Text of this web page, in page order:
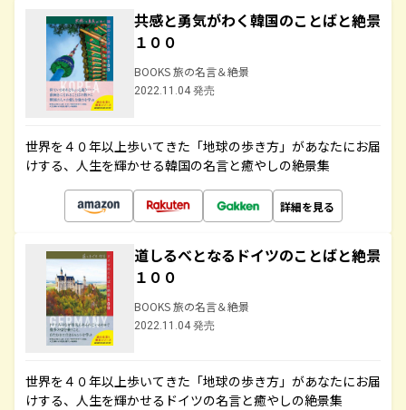
共感と勇気がわく韓国のことばと絶景
１００
BOOKS 旅の名言＆絶景
2022.11.04 発売
世界を４０年以上歩いてきた「地球の歩き方」があなたにお届
けする、人生を輝かせる韓国の名言と癒やしの絶景集
詳細を見る
道しるべとなるドイツのことばと絶景
１００
BOOKS 旅の名言＆絶景
2022.11.04 発売
世界を４０年以上歩いてきた「地球の歩き方」があなたにお届
けする、人生を輝かせるドイツの名言と癒やしの絶景集